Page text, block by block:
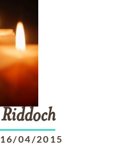
Riddoch
16/04/2015